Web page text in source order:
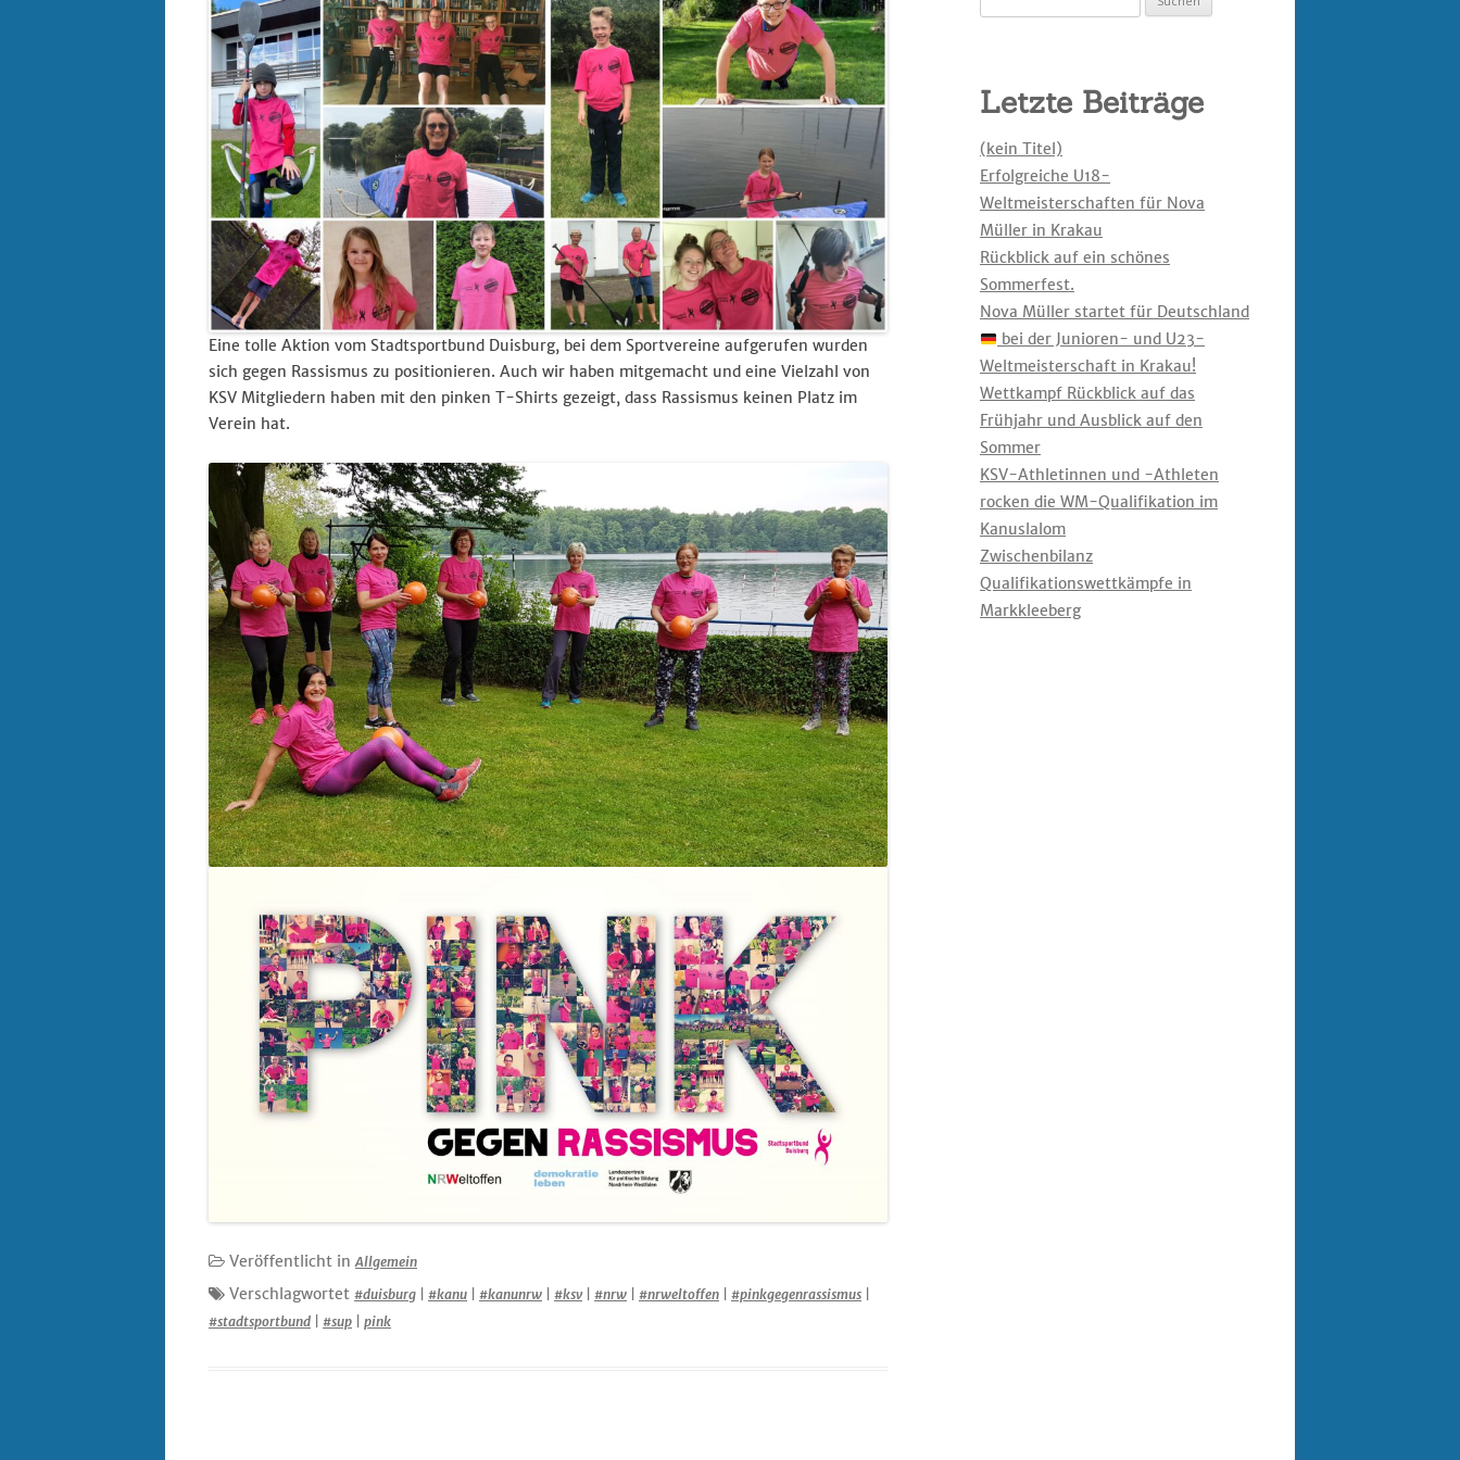
Eine tolle Aktion vom Stadtsportbund Duisburg, bei dem Sportvereine aufgerufen wurden
sich gegen Rassismus zu positionieren. Auch wir haben mitgemacht und eine Vielzahl von
KSV Mitgliedern haben mit den pinken T-Shirts gezeigt, dass Rassismus keinen Platz im
Verein hat.
Veröffentlicht inAllgemein
Verschlagwortet #duisburg #kanu #kanunrw #ksv #nrw #nrweltoffen #pinkgegenrassismus
#stadtsportbund
#sup pink
nach:
Letzte Beiträge
(kein Titel)
Erfolgreiche U18-
Weltmeisterschaften für Nova
Müller in Krakau
Rückblick auf ein schönes
Sommerfest.
Nova Müller startet für Deutschland
bei der Junioren- und U23-
Weltmeisterschaft in Krakau!
Wettkampf Rückblick auf das
Frühjahr und Ausblick auf den
Sommer
KSV-Athletinnen und -Athleten
rocken die WM-Qualifikation im
Kanuslalom
Zwischenbilanz
Qualifikationswettkämpfe in
Markkleeberg